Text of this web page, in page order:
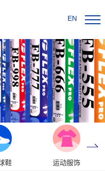
EN
鞋 运动服饰